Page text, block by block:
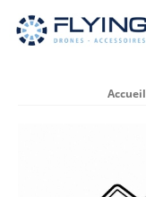
Accueil